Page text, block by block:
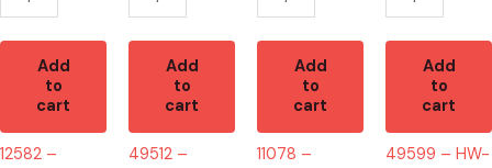
ROSCA
quantity
Add
to
cart
12582 –
Add
to
cart
49512 –
Add
to
cart
11078 –
3
x
16mm
quantity
Add
to
cart
49599 – HW-